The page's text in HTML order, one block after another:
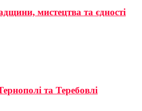
мистецтва та єдності
та Теребовлі